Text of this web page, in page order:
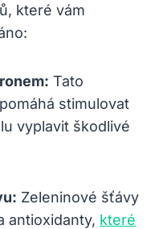
které vám
Tato
stimulovat
vyplavit škodlivé
Zeleninové šťávy
antioxidanty, které